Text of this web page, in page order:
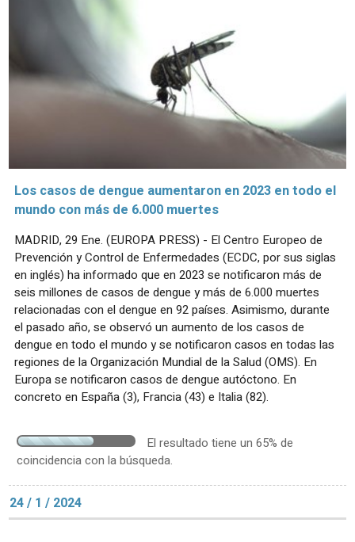
Los casos de dengue aumentaron en 2023 en todo el
mundo con más de 6.000 muertes
MADRID, 29 Ene. (EUROPA PRESS) - El Centro Europeo de
Prevención y Control de Enfermedades (ECDC, por sus siglas
en inglés) ha informado que en 2023 se notificaron más de
seis millones de casos de dengue y más de 6.000 muertes
relacionadas con el dengue en 92 países. Asimismo, durante
el pasado año, se observó un aumento de los casos de
dengue en todo el mundo y se notificaron casos en todas las
regiones de la Organización Mundial de la Salud (OMS). En
Europa se notificaron casos de dengue autóctono. En
concreto en España (3), Francia (43) e Italia (82).
El resultado tiene un 65% de
coincidencia con la búsqueda.
24 / 1 / 2024